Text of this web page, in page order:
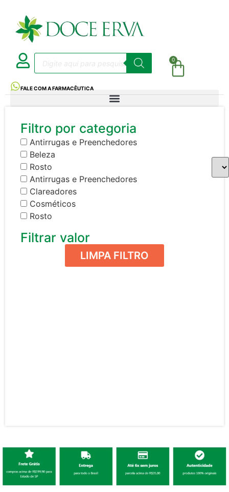
0
FALE COM A FARMACÊUTICA
Filtro por categoria
Antirrugas e Preenchedores
Beleza
Rosto
Antirrugas e Preenchedores
Clareadores
Cosméticos
Rosto
Filtrar valor
LIMPA FILTRO